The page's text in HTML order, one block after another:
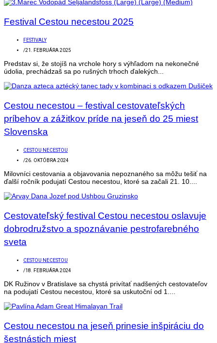
Festival Cestou necestou 2025
FESTIVALY
/21. FEBRUÁRA 2025
Predstav si, že stojíš na vrchole hory s výhľadom na nekonečné
údolia, prechádzaš sa po rušných trhoch ďalekých...
Cestou necestou – festival cestovateľských
príbehov a zážitkov príde na jeseň do 25 miest
Slovenska
CESTOU NECESTOU
/26. OKTÓBRA 2024
Milovníci cestovania a objavovania nepoznaného sa môžu tešiť na
ďalší ročník podujatí Cestou necestou, ktoré sa začali 21. 10....
Cestovateľský festival Cestou necestou oslavuje
dobrodružstvo a spoznávanie pestrofarebného
sveta
CESTOU NECESTOU
/18. FEBRUÁRA 2024
DK Ružinov v Bratislave sa chystá privítať nadšených cestovateľov
na podujatí Cestou necestou, ktoré sa uskutoční od 1....
Cestou necestou na jeseň prinesie inšpiráciu do
šestnástich miest